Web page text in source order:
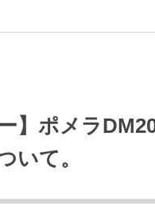
】ポメラ
いて。